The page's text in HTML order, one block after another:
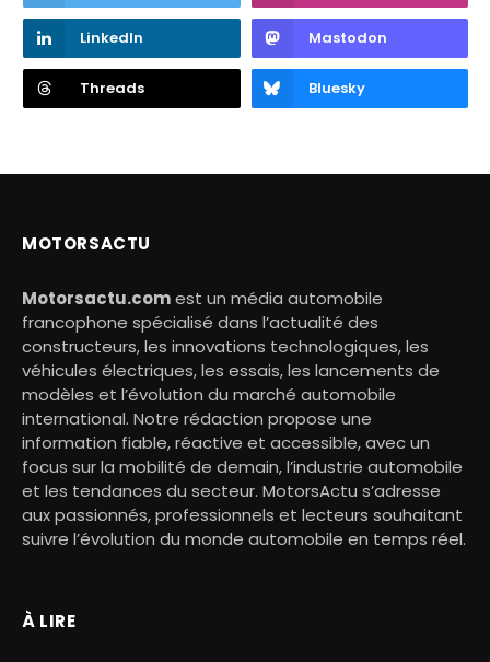
LinkedIn Mastodon
Threads Bluesky
MOTORSACTU
Motorsactu.comest un média automobile
francophone spécialisé dans l’actualité des
constructeurs, les innovations technologiques, les
véhicules électriques, les essais, les lancements de
modèles et l’évolution du marché automobile
international. Notre rédaction propose une
information fiable, réactive et accessible, avec un
focus sur la mobilité de demain, l’industrie automobile
et les tendances du secteur. MotorsActu s’adresse
aux passionnés, professionnels et lecteurs souhaitant
suivre l’évolution du monde automobile en temps réel.
À LIRE